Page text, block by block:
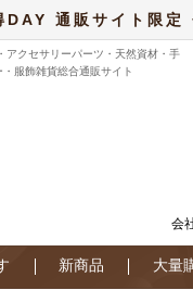
DAY 通販サイト限
アクセサリーパーツ・天然資材・手
服飾雑貨総合通販サイト
会
新商品 大量